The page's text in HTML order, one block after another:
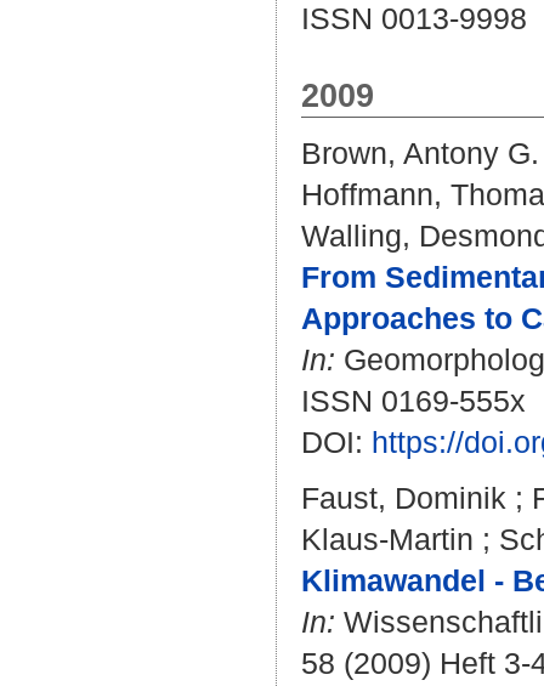
ISSN 0013-9998
2009
Brown, Antony G.
Hoffmann,
Walling,
From
Approaches to
In:
ISSN 0169-555x
DOI: https://
Faust, Dominik ;
Klaus-Martin ;
Klimawandel -
In:
58 (2009) Heft 3-